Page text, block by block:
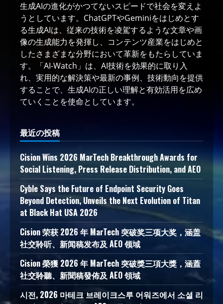
生成AIの進化がかつてないスピードで社会を変えよ
うとしています。ChatGPTやGeminiをはじめとす
る生成AIは、従来の技術を凌駕するような文章や画
像の生成能力を発揮し、コンテンツ産業をはじめと
したさまざまな分野において革新をもたらしていま
す。「AI-Watch」は、AI技術を効果的に取り入
れ、実用的な解決策や最新の事例、技術動向を提供
することで、生成AIの正しい理解と有効活用を広め
ていくことを使命としています。
最近の投稿
Cision Wins 2026 MarTech Breakthrough Awards for
Social Listening, Press Release Distribution, and AEO
Cyble Says the Future of Endpoint Security Goes
Beyond Detection, Unveils the Next Evolution of Titan
at Black Hat USA 2026
Cision 荣获 2026 年 MarTech 突破奖三项大奖，涵盖
社交聆听、新闻稿发布及 AEO 领域
Cision 榮獲 2026 年 MarTech 突破獎三項大獎，涵蓋
社交聆聽、新聞稿發佈及 AEO 領域
시전, 2026 마테크 브레이크스루 어워즈에서 소셜 리